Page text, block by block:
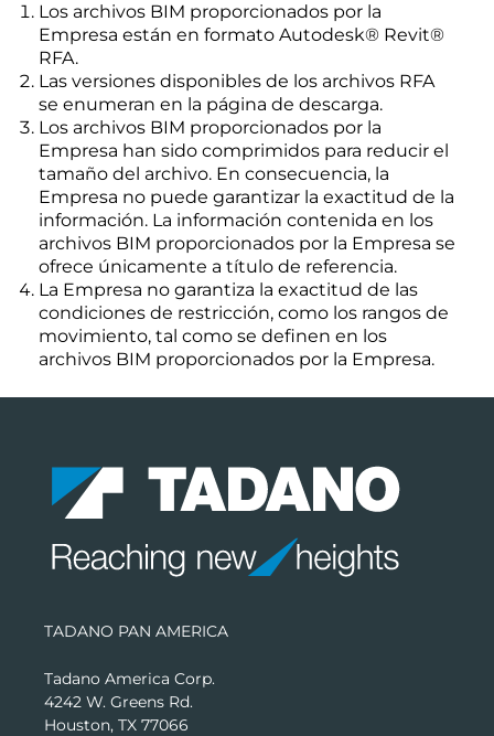
Los archivos BIM proporcionados por la
Empresa están en formato Autodesk® Revit®
RFA.
Las versiones disponibles de los archivos RFA
se enumeran en la página de descarga.
Los archivos BIM proporcionados por la
Empresa han sido comprimidos para reducir el
tamaño del archivo. En consecuencia, la
Empresa no puede garantizar la exactitud de la
información. La información contenida en los
archivos BIM proporcionados por la Empresa se
ofrece únicamente a título de referencia.
La Empresa no garantiza la exactitud de las
condiciones de restricción, como los rangos de
movimiento, tal como se definen en los
archivos BIM proporcionados por la Empresa.
TADANO PAN AMERICA
Tadano America Corp.
4242 W. Greens Rd.
Houston, TX 77066